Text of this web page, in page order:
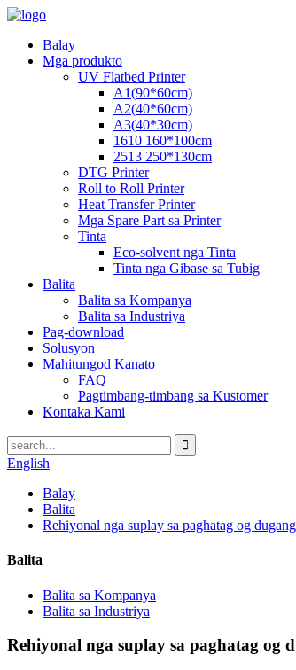
Balay
Mga produkto
UV Flatbed Printer
A1(90*60cm)
A2(40*60cm)
A3(40*30cm)
1610 160*100cm
2513 250*130cm
DTG Printer
Roll to Roll Printer
Heat Transfer Printer
Mga Spare Part sa Printer
Tinta
Eco-solvent nga Tinta
Tinta nga Gibase sa Tubig
Balita
Balita sa Kompanya
Balita sa Industriya
Pag-download
Solusyon
Mahitungod Kanato
FAQ
Pagtimbang-timbang sa Kustomer
Kontaka Kami
English
Balay
Balita
Rehiyonal nga suplay sa paghatag og
Balita
Balita sa Kompanya
Balita sa Industriya
Rehiyonal nga suplay sa paghatag og